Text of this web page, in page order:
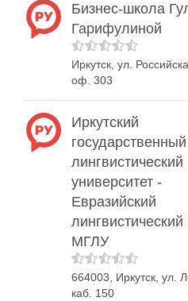
Бизнес-школа
Гарифулиной
Иркутск, ул.
оф. 303
Иркутский
государственный
лингвистический
университет -
Евразийский
лингвистический
МГЛУ
664003, Иркутск, ул.
каб. 150